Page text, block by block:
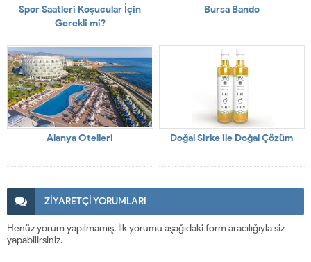
Spor Saatleri Koşucular İçin
Gerekli mi?
Bursa Bando
Alanya Otelleri Doğal Sirke ile Doğal Çözüm
ZİYARETÇİ YORUMLARI
Henüz yorum yapılmamış. İlk yorumu aşağıdaki form aracılığıyla siz
yapabilirsiniz.